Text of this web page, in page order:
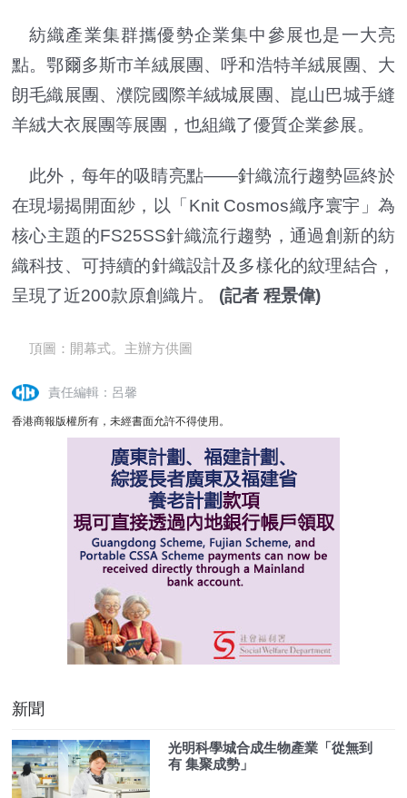
紡織產業集群攜優勢企業集中參展也是一大亮
點。鄂爾多斯市羊絨展團、呼和浩特羊絨展團、大
朗毛織展團、濮院國際羊絨城展團、崑山巴城手縫
羊絨大衣展團等展團，也組織了優質企業參展。
此外，每年的吸睛亮點——針織流行趨勢區終於
在現場揭開面紗，以「Knit Cosmos織序寰宇」為
核心主題的FS25SS針織流行趨勢，通過創新的紡
織科技、可持續的針織設計及多樣化的紋理結合，
呈現了近200款原創織片。
(記者 程景偉)
頂圖： 開幕式。主辦方供圖
責任編輯：呂馨
香港商報版權所有，未經書面允許不得使用。
新聞
光明科學城合成生物產業「從無到
有 集聚成勢」